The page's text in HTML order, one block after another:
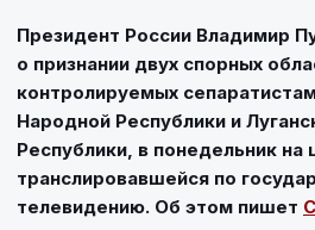
Президент России Владимир
о признании двух спорных
контролируемых
Народной Республики и
Республики, в понедельник на
транслировавшейся по
телевидению. Об этом пишет